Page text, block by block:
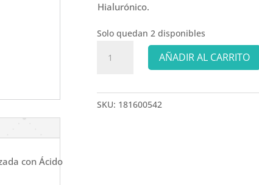
con Ácido
Hialurónico.
Solo quedan 2 disponibles
SOMBRA
HABANO
-
AÑADIR AL CARRITO
SKU: 181600542